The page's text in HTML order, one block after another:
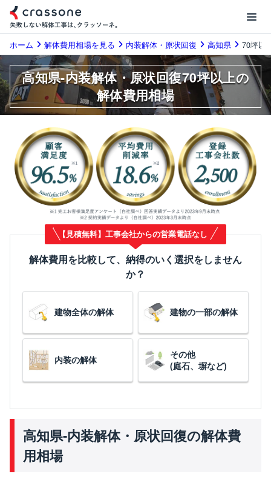
ホーム 解体費用相場を見る 内装解体・原状回復 高知県 70坪以
高知県-内装解体・原状回復70坪以上の
解体費用相場
【見積無料】工事会社からの営業電話なし
解体費用を比較して、納得のいく選択をしません
か？
建物全体の解体 建物の一部の解体
内装の解体
その他
(庭石、塀など)
高知県-内装解体・原状回復の解体費
用相場